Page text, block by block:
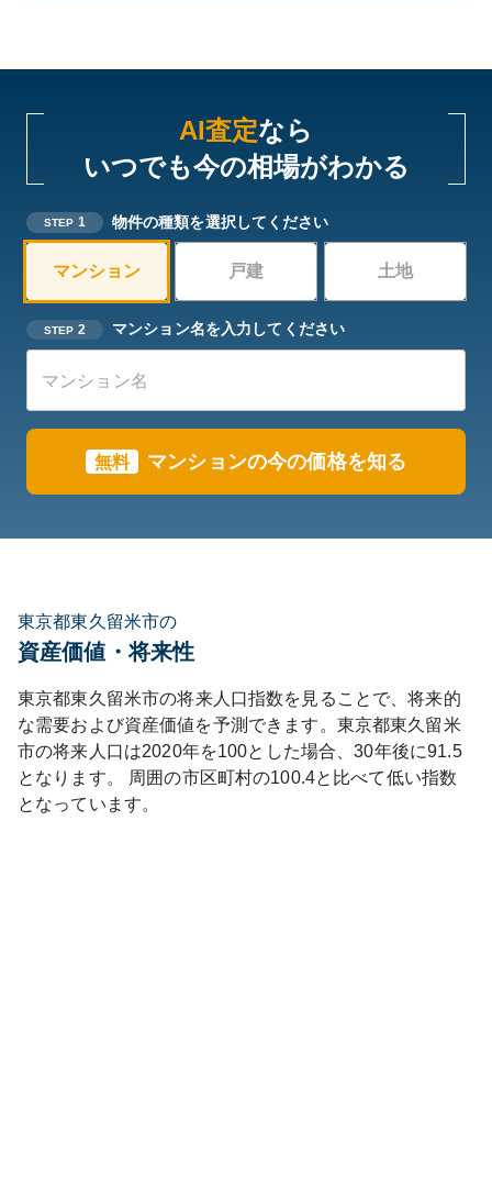
AI査定なら
いつでも今の相場がわかる
STEP 1 物件の種類を選択してください
マンション 戸建 土地
STEP 2 マンション名を入力してください
無料 マンションの今の価格を知る
東京都東久留米市の
資産価値・将来性
東京都東久留米市の将来人口指数を見ることで、将来的
な需要および資産価値を予測できます。 東京都東久留米
市の将来人口は2020年を100とした場合、30年後に91.5
となります。
周囲の市区町村の100.4と比べて低い指数
となっています。